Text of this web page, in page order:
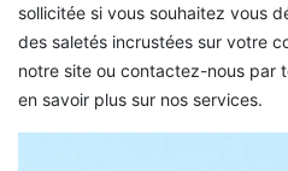
sollicitée si vous souhaitez vous
des saletés incrustées sur votre
notre site ou contactez-nous par
en savoir plus sur nos services.